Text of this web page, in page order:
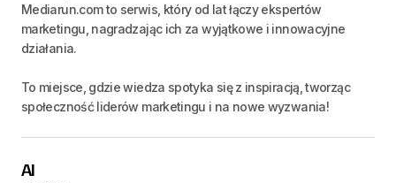
Mediarun.com to serwis, który od lat łączy ekspertów
marketingu, nagradzając ich za wyjątkowe i innowacyjne
działania.
To miejsce, gdzie wiedza spotyka się z inspiracją, tworząc
społeczność liderów marketingu i na nowe wyzwania!
AI